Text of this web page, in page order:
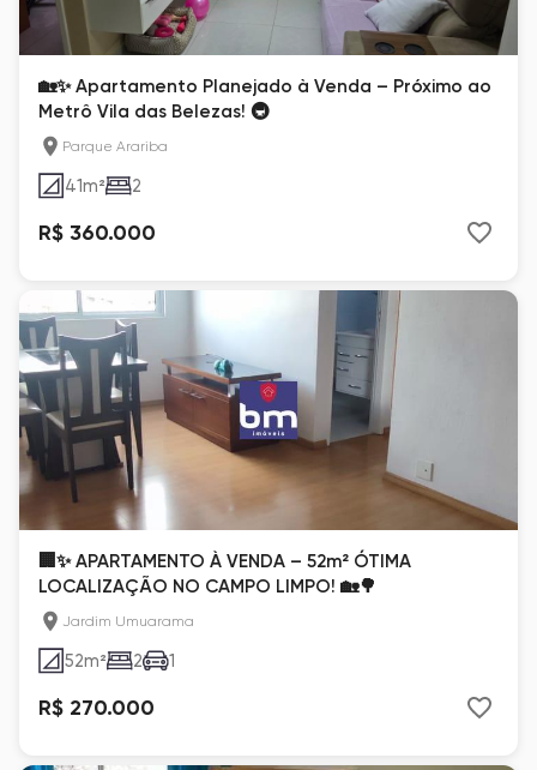
🏡✨ Apartamento Planejado à Venda – Próximo ao
Metrô Vila das Belezas! 🚇
Parque Arariba
41m² 2
R$ 360.000
🏢✨ APARTAMENTO À VENDA – 52m² ÓTIMA
LOCALIZAÇÃO NO CAMPO LIMPO! 🏡🌳
Jardim Umuarama
52m² 2 1
R$ 270.000